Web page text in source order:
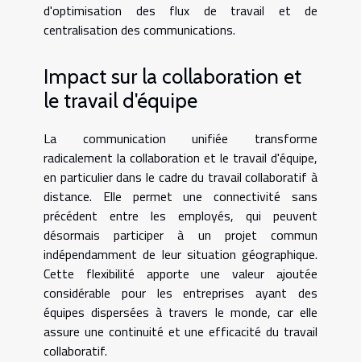
d'optimisation des flux de travail et de
centralisation des communications.
Impact sur la collaboration et
le travail d'équipe
La communication unifiée transforme
radicalement la collaboration et le travail d'équipe,
en particulier dans le cadre du travail collaboratif à
distance. Elle permet une connectivité sans
précédent entre les employés, qui peuvent
désormais participer à un projet commun
indépendamment de leur situation géographique.
Cette flexibilité apporte une valeur ajoutée
considérable pour les entreprises ayant des
équipes dispersées à travers le monde, car elle
assure une continuité et une efficacité du travail
collaboratif.